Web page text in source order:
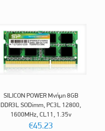
SILICON POWER Μνήμη 8GB
DDR3L SODimm, PC3L 12800,
1600MHz, CL11, 1.35v
€45.23